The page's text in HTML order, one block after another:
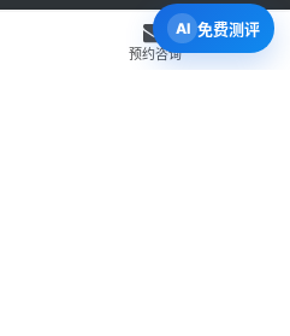
预约咨询
免费测评